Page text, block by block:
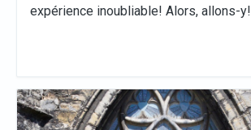
expérience inoubliable! Alors, allons-y!